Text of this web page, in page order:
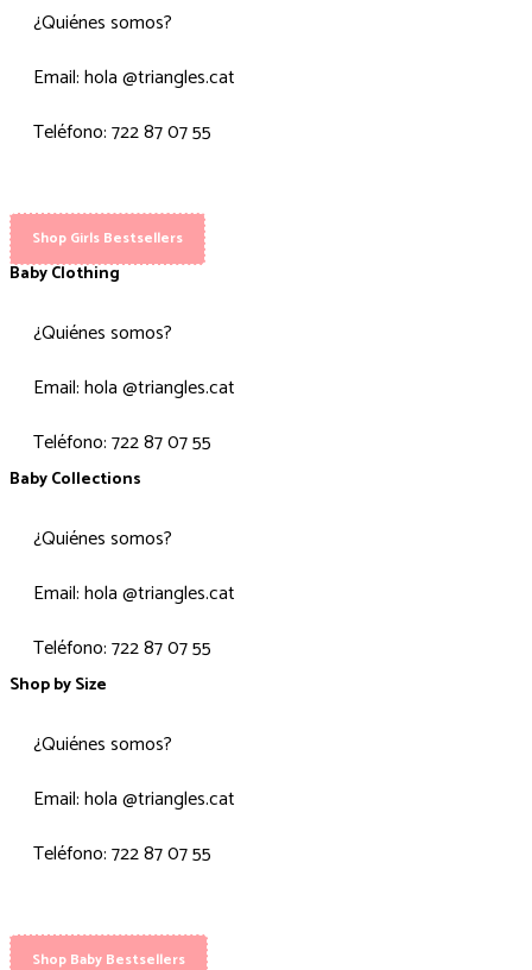
¿Quiénes somos?
Email: hola @triangles.cat
Teléfono: 722 87 07 55
Shop Girls Bestsellers
Baby Clothing
¿Quiénes somos?
Email: hola @triangles.cat
Teléfono: 722 87 07 55
Baby Collections
¿Quiénes somos?
Email: hola @triangles.cat
Teléfono: 722 87 07 55
Shop by Size
¿Quiénes somos?
Email: hola @triangles.cat
Teléfono: 722 87 07 55
Shop Baby Bestsellers